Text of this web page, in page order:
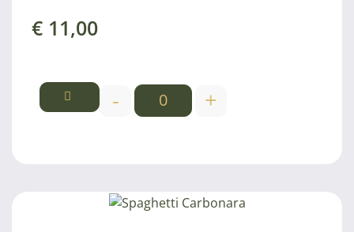
€ 11,00
- +